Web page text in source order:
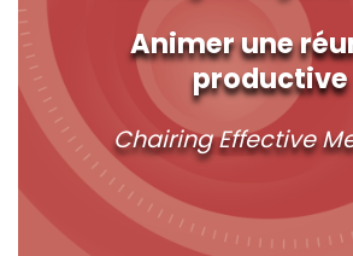
Animer une
productive
Chairing Effective